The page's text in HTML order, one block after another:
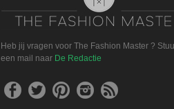
Heb jij vragen voor The Fashion Master ?
een mail naar De Redactie